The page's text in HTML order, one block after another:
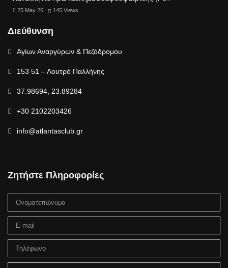
25 May 26 145 Views
Διεύθυνση
Αγίων Αναργύρων & Πεζόδρομου
153 51 – Λουτρό Παλλήνης
37.98694, 23.89284
+30 2102203426
info@atlantasclub.gr
Ζητήστε Πληροφορίες